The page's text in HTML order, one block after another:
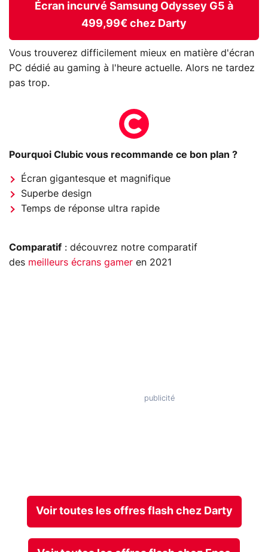
Écran incurvé Samsung Odyssey G5 à
499,99€ chez Darty
Vous trouverez difficilement mieux en matière d'écran
PC dédié au gaming à l'heure actuelle. Alors ne tardez
pas trop.
Pourquoi Clubic vous recommande ce bon plan ?
Écran gigantesque et magnifique
Superbe design
Temps de réponse ultra rapide
Comparatif : découvrez notre comparatif
des meilleurs écrans gamer en 2021
Voir toutes les offres flash chez Darty